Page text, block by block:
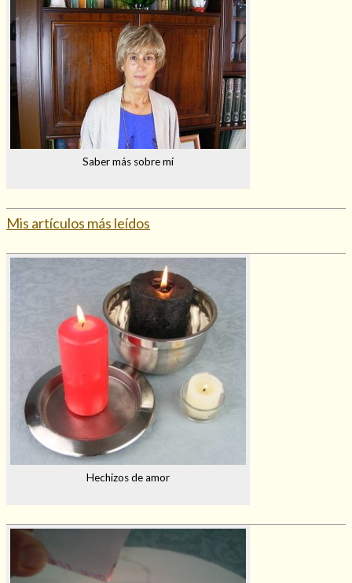
Saber más sobre mí
Mis artículos más leídos
Hechizos de amor